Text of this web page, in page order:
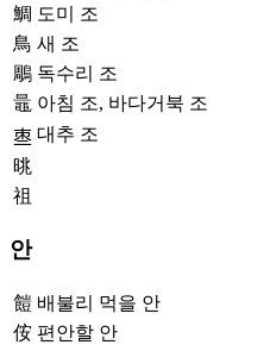
鯛 도미 조
鳥 새 조
鵰 독수리 조
鼂 아침 조, 바다거북 조
𠄬 대추 조
晀
祖
안
䭓 배불리 먹을 안
侒 편안할 안